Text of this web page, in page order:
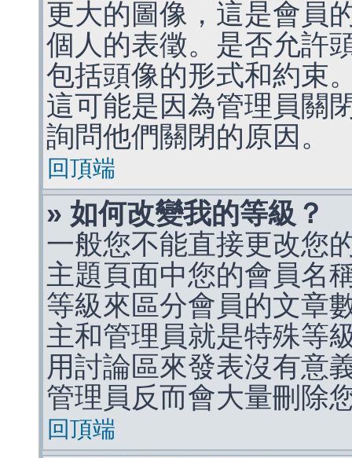
更大的圖像，這是會員
個人的表徵。是否允許
包括頭像的形式和約束
這可能是因為管理員關
詢問他們關閉的原因。
回頂端
» 如何改變我的等級？
一般您不能直接更改您
主題頁面中您的會員名
等級來區分會員的文章
主和管理員就是特殊等
用討論區來發表沒有意
管理員反而會大量刪除
回頂端